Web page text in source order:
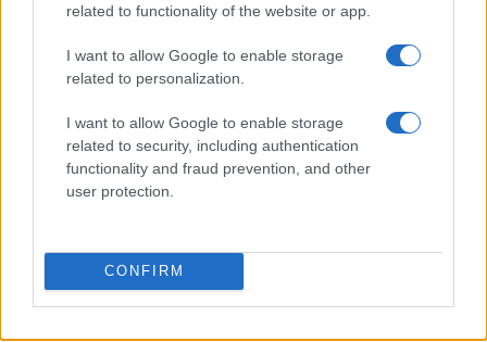
related to functionality of the website or app.
I want to allow Google to enable storage
related to personalization.
I want to allow Google to enable storage
related to security, including authentication
functionality and fraud prevention, and other
user protection.
CONFIRM
Ninel Conde revela sus expectativas para la nueva
temporada de Top Chef VIP
María Vázquez · 7 Ago 2026